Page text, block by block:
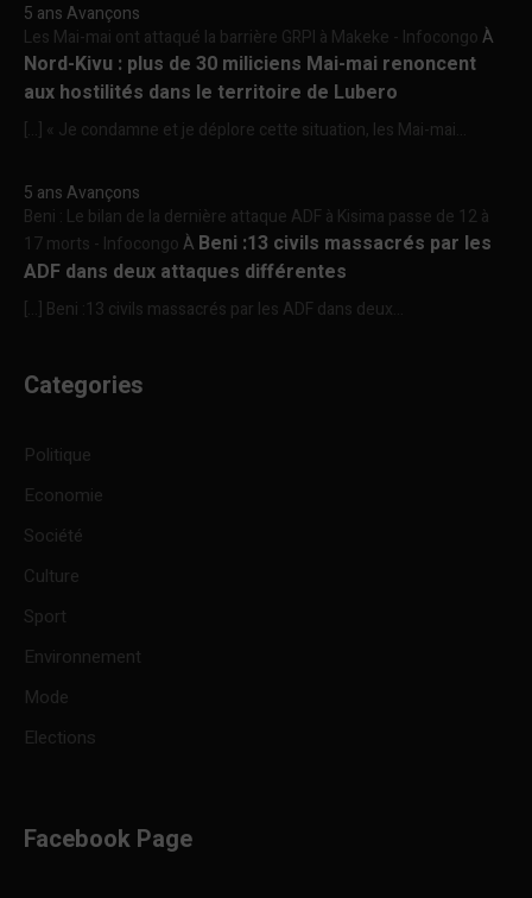
5 ans Avançons
Les Mai-mai ont attaqué la barrière GRPI à Makeke - InfocongoÀ
Nord-Kivu : plus de 30 miliciens Mai-mai renoncent
aux hostilités dans le territoire de Lubero
[…] « Je condamne et je déplore cette situation, les Mai-mai...
5 ans Avançons
Beni : Le bilan de la dernière attaque ADF à Kisima passe de 12 à
17 morts - InfocongoÀ Beni :13 civils massacrés par les
ADF dans deux attaques différentes
[…] Beni :13 civils massacrés par les ADF dans deux...
Categories
Politique
Economie
Société
Culture
Sport
Environnement
Mode
Elections
Facebook Page